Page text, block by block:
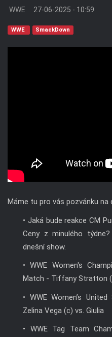
WWE 27-06-2025 - 10:59
WWE SmackDown
Máme tu pro vás pozvánku na
• Jaká bude reakce CM
Ceny z minulého
dnešní show.
• WWE Women's
Match - Tiffany Stratton
• WWE Women’s
Zelina Vega (c) vs. Giulia
• WWE Tag Team